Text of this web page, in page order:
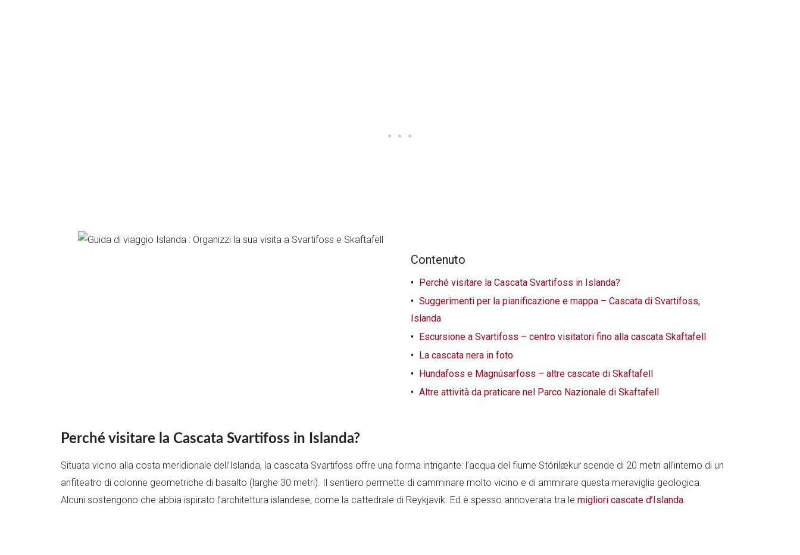
Contenuto
Perché visitare la Cascata Svartifoss in Islanda?
Suggerimenti per la pianificazione e mappa – Cascata di Svartifoss,
Islanda
Escursione a Svartifoss – centro visitatori fino alla cascata Skaftafell
La cascata nera in foto
Hundafoss e Magnúsarfoss – altre cascate di Skaftafell
Altre attività da praticare nel Parco Nazionale di Skaftafell
Perché visitare la Cascata Svartifoss in Islanda?
Situata vicino alla costa meridionale dell’Islanda, la cascata Svartifoss offre una forma intrigante: l’acqua del fiume Stórilækur scende di 20 metri all’interno di un
anfiteatro di colonne geometriche di basalto (larghe 30 metri). Il sentiero permette di camminare molto vicino e di ammirare questa meraviglia geologica.
Alcuni sostengono che abbia ispirato l’architettura islandese, come la cattedrale di Reykjavik. Ed è spesso annoverata tra le migliori cascate d’Islanda.